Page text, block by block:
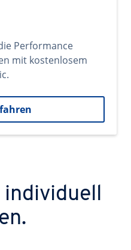
Performance
mit kostenlosem
individuell